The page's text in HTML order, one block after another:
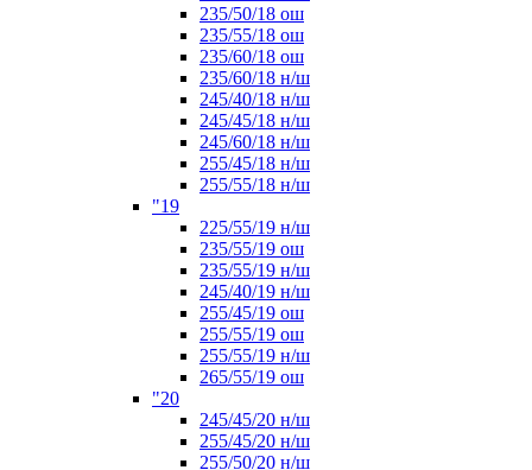
235/50/18 ош
235/55/18 ош
235/60/18 ош
235/60/18 н/ш
245/40/18 н/ш
245/45/18 н/ш
245/60/18 н/ш
255/45/18 н/ш
255/55/18 н/ш
"19
225/55/19 н/ш
235/55/19 ош
235/55/19 н/ш
245/40/19 н/ш
255/45/19 ош
255/55/19 ош
255/55/19 н/ш
265/55/19 ош
"20
245/45/20 н/ш
255/45/20 н/ш
255/50/20 н/ш